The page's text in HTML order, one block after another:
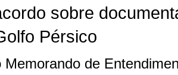
sobre
Pérsico
Memorando de